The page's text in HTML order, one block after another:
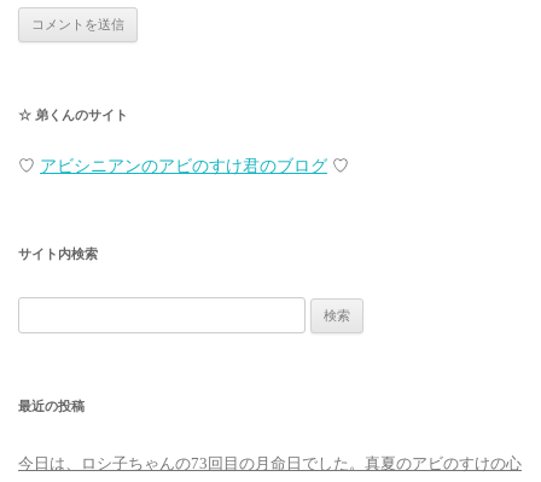
☆ 弟くんのサイト
♡ アビシニアンのアビのすけ君のブログ ♡
サイト内検索
索:
最近の投稿
今日は、ロシ子ちゃんの73回目の月命日でした。真夏のアビのすけの心